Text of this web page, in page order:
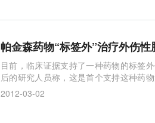
帕金森药物“标签外”治疗外伤性
目前，临床证据支持了一种药物的标签
后的研究人员称，这是首个支持这种药
刚烷胺（amantadine），一种广泛用于帕
2012-03-02